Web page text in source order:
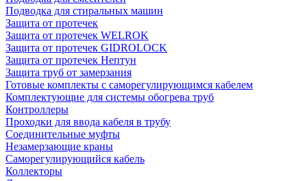
Подводка для стиральных машин
Защита от протечек
Защита от протечек WELROK
Защита от протечек GIDROLOCK
Защита от протечек Нептун
Защита труб от замерзания
Готовые комплекты с саморегулирующимся кабелем
Комплектующие для системы обогрева труб
Контроллеры
Проходки для ввода кабеля в трубу
Соединительные муфты
Незамерзающие краны
Саморегулирующийся кабель
Коллекторы